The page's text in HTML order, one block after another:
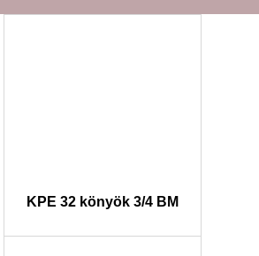
KPE 32 könyök 3/4 BM